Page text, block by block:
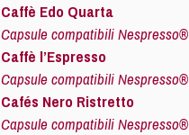
Caffè Edo Quarta
Capsule compatibili Nespresso®
Caffè l’Espresso
Capsule compatibili Nespresso®
Cafés Nero Ristretto
Capsule compatibili Nespresso®